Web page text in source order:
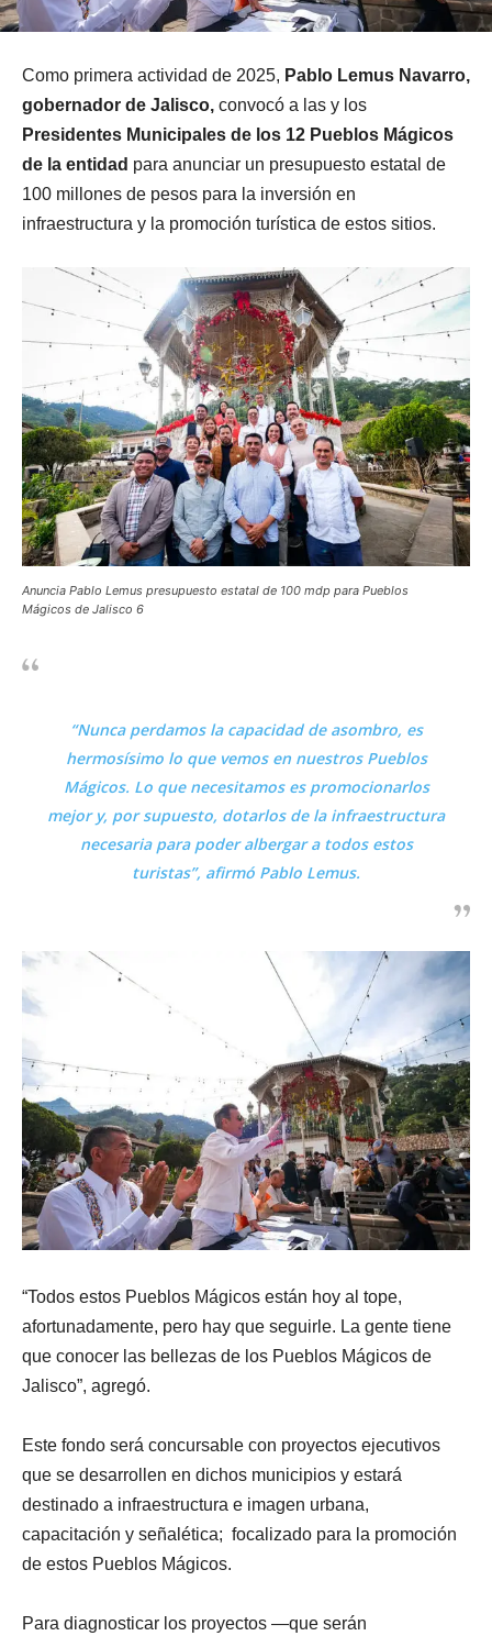
Como primera actividad de 2025, Pablo Lemus Navarro,
gobernador de Jalisco, convocó a las y los
Presidentes Municipales de los 12 Pueblos Mágicos
de la entidad para anunciar un presupuesto estatal de
100 millones de pesos para la inversión en
infraestructura y la promoción turística de estos sitios.
Anuncia Pablo Lemus presupuesto estatal de 100 mdp para Pueblos
Mágicos de Jalisco 6
“Nunca perdamos la capacidad de asombro, es
hermosísimo lo que vemos en nuestros Pueblos
Mágicos. Lo que necesitamos es promocionarlos
mejor y, por supuesto, dotarlos de la infraestructura
necesaria para poder albergar a todos estos
turistas”, afirmó Pablo Lemus.
“Todos estos Pueblos Mágicos están hoy al tope,
afortunadamente, pero hay que seguirle. La gente tiene
que conocer las bellezas de los Pueblos Mágicos de
Jalisco”, agregó.
Este fondo será concursable con proyectos ejecutivos
que se desarrollen en dichos municipios y estará
destinado a infraestructura e imagen urbana,
capacitación y señalética; focalizado para la promoción
de estos Pueblos Mágicos.
Para diagnosticar los proyectos —que serán